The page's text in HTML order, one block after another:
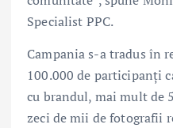
Specialist PPC.
Campania s-a tradus în
100.000 de participanți
cu brandul, mai mult de
zeci de mii de fotografii